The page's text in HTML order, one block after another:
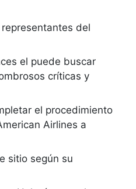
del
el puede buscar
críticas y
el procedimiento
Airlines a
sitio según su